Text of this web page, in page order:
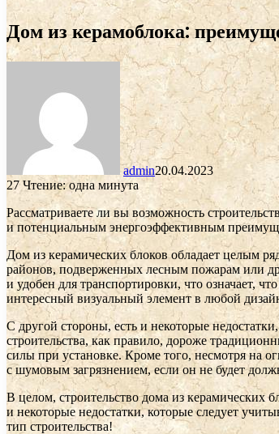
Дом из керамоблока:
admin20.04.2023
27Чтение: одна минута
Рассматриваете ли вы возможность
и потенциальным энергоэффективным
Дом из керамических блоков обладает целым
районов, подверженных лесным пожарам или
и удобен для транспортировки, что означает,
интересный визуальный элемент в любой
С другой стороны, есть и некоторые
строительства, как правило, дороже
силы при установке. Кроме того, несмотря на
с шумовым загрязнением, если он не будет
В целом, строительство дома из керамических
и некоторые недостатки, которые следует
тип строительства!